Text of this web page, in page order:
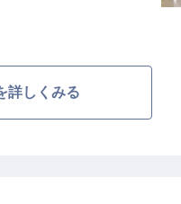
得も可能。さら
ます。
詳しくみる